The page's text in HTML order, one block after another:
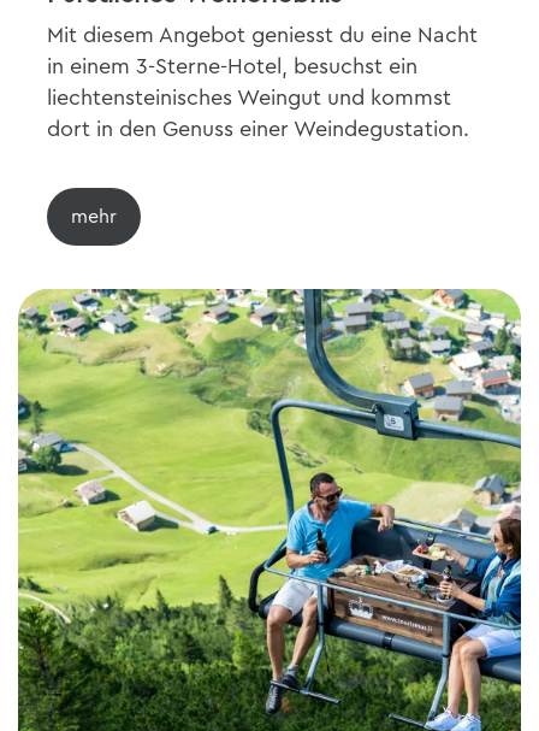
Mit diesem Angebot geniesst du eine Nacht
in einem 3-Sterne-Hotel, besuchst ein
liechtensteinisches Weingut und kommst
dort in den Genuss einer Weindegustation.